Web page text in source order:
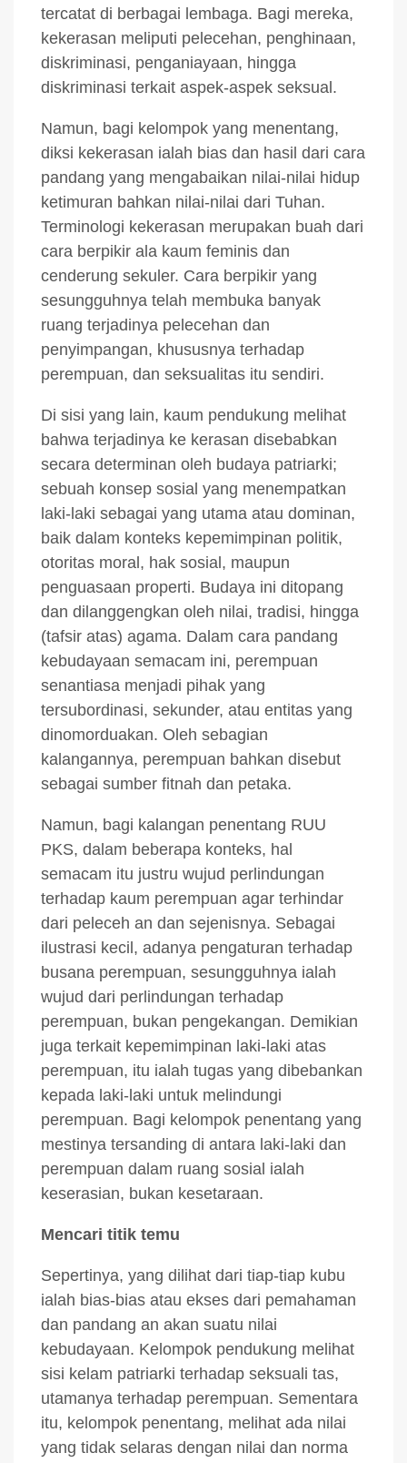
tercatat di berbagai lembaga. Bagi mereka,
kekerasan meliputi pelecehan, penghinaan,
diskriminasi, penganiayaan, hingga
diskriminasi terkait aspek-aspek seksual.
Namun, bagi kelompok yang menentang,
diksi kekerasan ialah bias dan hasil dari cara
pandang yang mengabaikan nilai-nilai hidup
ketimuran bahkan nilai-nilai dari Tuhan.
Terminologi kekerasan merupakan buah dari
cara berpikir ala kaum feminis dan
cenderung sekuler. Cara berpikir yang
sesungguhnya telah membuka banyak
ruang terjadinya pelecehan dan
penyimpangan, khususnya terhadap
perempuan, dan seksualitas itu sendiri.
Di sisi yang lain, kaum pendukung melihat
bahwa terjadinya ke kerasan disebabkan
secara determinan oleh budaya patriarki;
sebuah konsep sosial yang menempatkan
laki-laki sebagai yang utama atau dominan,
baik dalam konteks kepemimpinan politik,
otoritas moral, hak sosial, maupun
penguasaan properti. Budaya ini ditopang
dan dilanggengkan oleh nilai, tradisi, hingga
(tafsir atas) agama. Dalam cara pandang
kebudayaan semacam ini, perempuan
senantiasa menjadi pihak yang
tersubordinasi, sekunder, atau entitas yang
dinomorduakan. Oleh sebagian
kalangannya, perempuan bahkan disebut
sebagai sumber fitnah dan petaka.
Namun, bagi kalangan penentang RUU
PKS, dalam beberapa konteks, hal
semacam itu justru wujud perlindungan
terhadap kaum perempuan agar terhindar
dari peleceh an dan sejenisnya. Sebagai
ilustrasi kecil, adanya pengaturan terhadap
busana perempuan, sesungguhnya ialah
wujud dari perlindungan terhadap
perempuan, bukan pengekangan. Demikian
juga terkait kepemimpinan laki-laki atas
perempuan, itu ialah tugas yang dibebankan
kepada laki-laki untuk melindungi
perempuan. Bagi kelompok penentang yang
mestinya tersanding di antara laki-laki dan
perempuan dalam ruang sosial ialah
keserasian, bukan kesetaraan.
Mencari titik temu
Sepertinya, yang dilihat dari tiap-tiap kubu
ialah bias-bias atau ekses dari pemahaman
dan pandang an akan suatu nilai
kebudayaan. Kelompok pendukung melihat
sisi kelam patriarki terhadap seksuali tas,
utamanya terhadap perempuan. Sementara
itu, kelompok penentang, melihat ada nilai
yang tidak selaras dengan nilai dan norma